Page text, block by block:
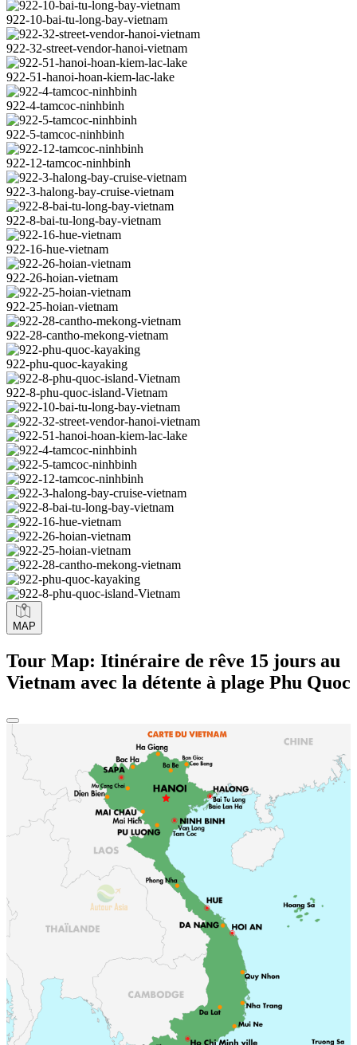
922-10-bai-tu-long-bay-vietnam
922-32-street-vendor-hanoi-vietnam
922-51-hanoi-hoan-kiem-lac-lake
922-4-tamcoc-ninhbinh
922-5-tamcoc-ninhbinh
922-12-tamcoc-ninhbinh
922-3-halong-bay-cruise-vietnam
922-8-bai-tu-long-bay-vietnam
922-16-hue-vietnam
922-26-hoian-vietnam
922-25-hoian-vietnam
922-28-cantho-mekong-vietnam
922-phu-quoc-kayaking
922-8-phu-quoc-island-Vietnam
MAP
Tour Map: Itinéraire de rêve 15 jours au
Vietnam avec la détente à plage Phu Quoc